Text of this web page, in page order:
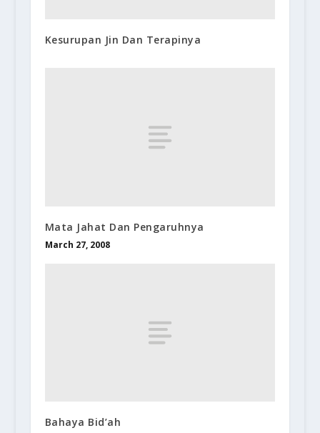
Kesurupan Jin Dan Terapinya
Mata Jahat Dan Pengaruhnya
March 27, 2008
Bahaya Bid’ah